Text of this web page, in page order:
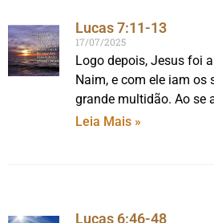
Lucas 7:11-13
17/07/2025
Logo depois, Jesus foi
Naim, e com ele iam os
grande multidão. Ao se
Leia Mais »
Lucas 6:46-48